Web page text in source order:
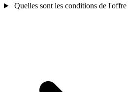
Quelles sont les conditions de